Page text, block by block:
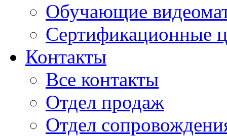
Обучающие
Сертификационные
Контакты
Все контакты
Отдел продаж
Отдел